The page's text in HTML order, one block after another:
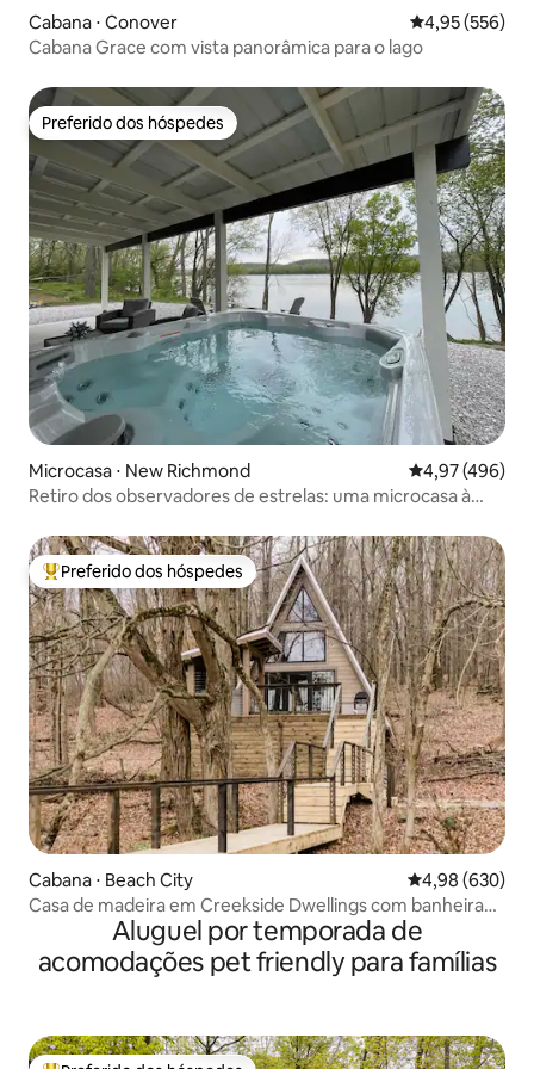
Cabana ⋅ Conover 4,95 de uma
4,95 (556)
Cabana Grace com vista panorâmica para o lago
Preferido dos hóspedes
Preferido dos hóspedes
Microcasa ⋅ New Richmond 4,97 de uma
4,97 (496)
Retiro dos observadores de estrelas: uma microcasa à
Entre os melhores preferidos dos hóspedes
Preferido dos hóspedes
Cabana ⋅ Beach City 4,98 de uma
4,98 (630)
Casa de madeira em Creekside Dwellings com banheira
de hidromassagemAluguel por temporada de
acomodações pet friendly para famílias